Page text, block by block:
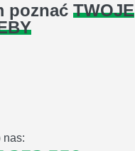
poznać TWOJE
nas: